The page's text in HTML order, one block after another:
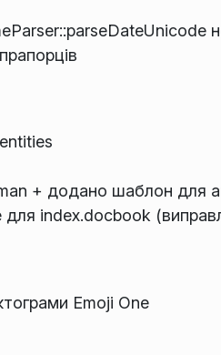
+ додано шаблон для
index.docbook
Emoji One